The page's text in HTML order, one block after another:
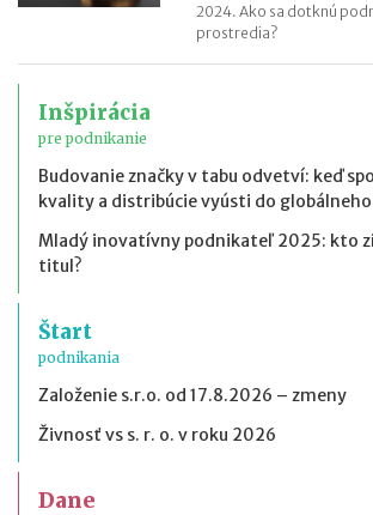
2024. Ako sa dotknú
prostredia?
Inšpirácia
pre podnikanie
Budovanie značky v tabu odvetví: keď
kvality a distribúcie vyústi do globálneho
Mladý inovatívny podnikateľ 2025: kto
titul?
Štart
podnikania
Založenie s.r.o. od 17.8.2026 – zmeny
Živnosť vs s. r. o. v roku 2026
Dane